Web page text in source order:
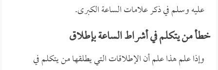
عليه وسلم في ذكر علامات الساعة الكبرى.
خطأ من يتكلم في أشراط الساعة بإطلاق
وإذا علم هذا علم أن الإطلاقات التي يطلقها من يتكلم في